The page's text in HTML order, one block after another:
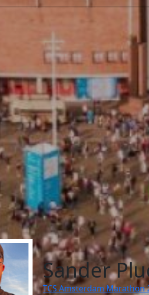
Sander
TCS Amsterdam Marathon